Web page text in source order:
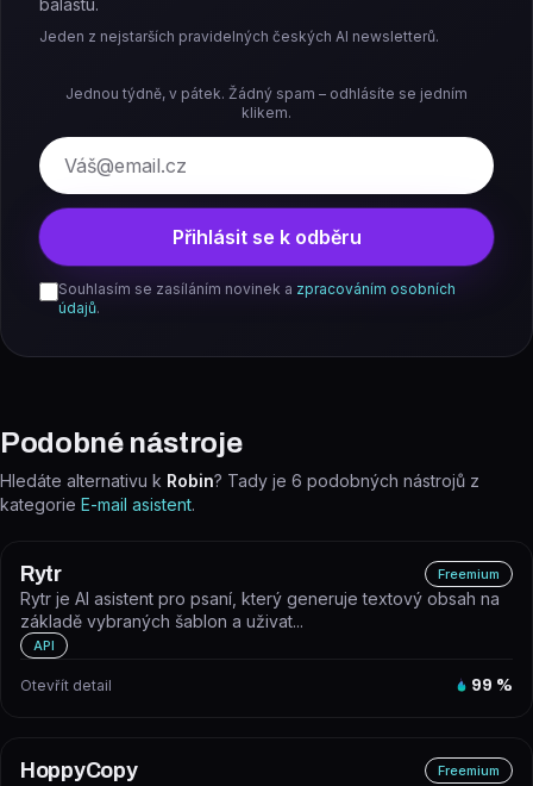
balastu.
Jeden z nejstarších pravidelných českých AI newsletterů.
Jednou týdně, v pátek. Žádný spam – odhlásíte se jedním
klikem.
E-mail
Přihlásit se k odběru
Souhlasím se zasíláním novinek a zpracováním osobních
údajů.
Podobné nástroje
Hledáte alternativu k Robin? Tady je 6 podobných nástrojů z
kategorie E-mail asistent.
Rytr Freemium
Rytr je AI asistent pro psaní, který generuje textový obsah na
základě vybraných šablon a uživat...
API
Otevřít detail 99 %
HoppyCopy Freemium